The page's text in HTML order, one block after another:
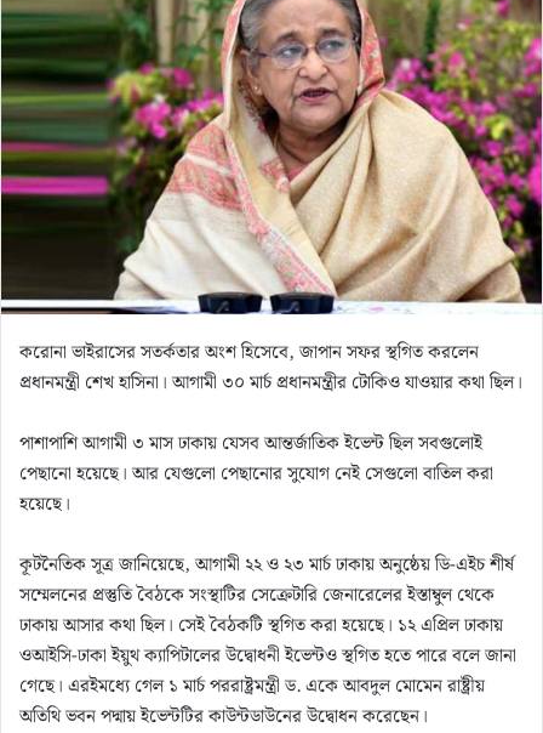
n
e
m
a
i
l
করোনা ভাইরাসের সতর্কতার অংশ হিসেবে, জাপান সফর স্থগিত করলেন
প্রধানমন্ত্রী শেখ হাসিনা। আগামী ৩০ মার্চ প্রধানমন্ত্রীর টোকিও যাওয়ার কথা ছিল।
পাশাপাশি আগামী ৩ মাস ঢাকায় যেসব আন্তর্জাতিক ইভেন্ট ছিল সবগুলোই
পেছানো হয়েছে। আর যেগুলো পেছানোর সুযোগ নেই সেগুলো বাতিল করা
হয়েছে।
কূটনৈতিক সূত্র জানিয়েছে, আগামী ২২ ও ২৩ মার্চ ঢাকায় অনুষ্ঠেয় ডি-এইচ শীর্ষ
সম্মেলনের প্রস্তুতি বৈঠকে সংস্থাটির সেক্রেটারি জেনারেলের ইস্তাম্বুল থেকে
ঢাকায় আসার কথা ছিল। সেই বৈঠকটি স্থগিত করা হয়েছে। ১২ এপ্রিল ঢাকায়
ওআইসি-ঢাকা ইয়ুথ ক্যাপিটালের উদ্বোধনী ইভেন্টও স্থগিত হতে পারে বলে জানা
গেছে। এরইমধ্যে গেল ১ মার্চ পররাষ্ট্রমন্ত্রী ড. একে আবদুল মোমেন রাষ্ট্রীয়
অতিথি ভবন পদ্মায় ইভেন্টটির কাউন্টডাউনের উদ্বোধন করেছেন।